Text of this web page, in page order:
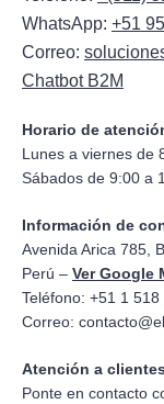
WhatsApp: +51
Correo:
Chatbot B2M
Horario de
Lunes a viernes de
Sábados de 9:00 a
Información de
Avenida Arica 785,
Perú – Ver Google
Teléfono: +51 1 518
Correo:
Atención a
Ponte en contacto